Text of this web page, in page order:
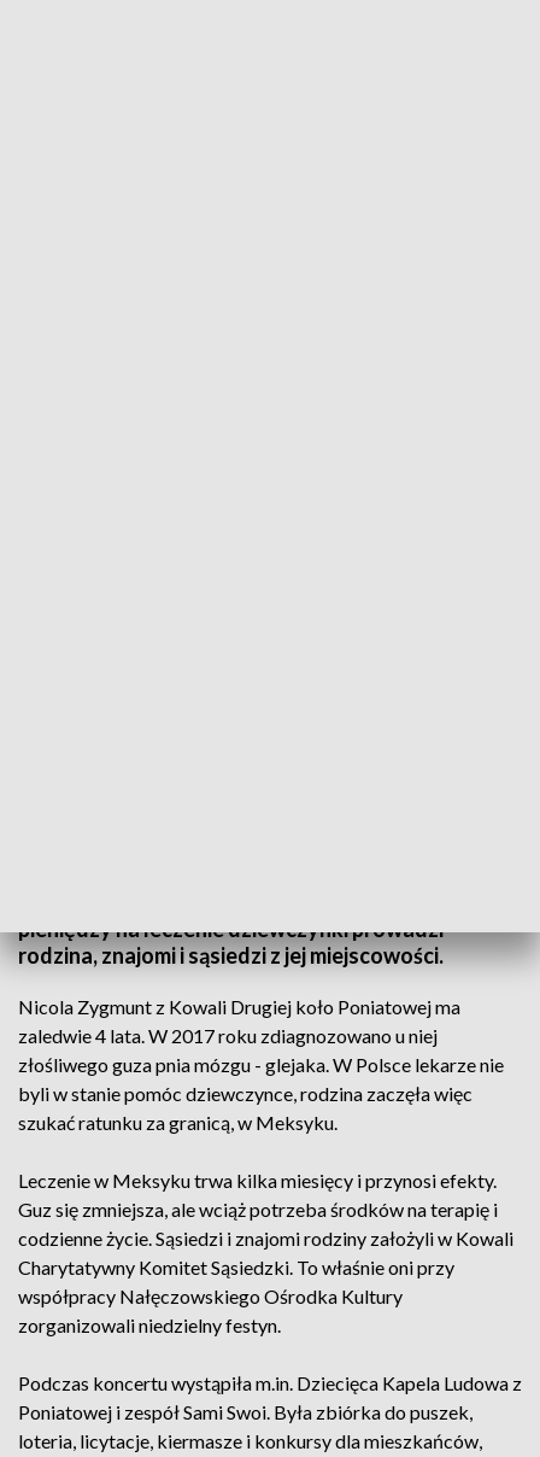
pieniędzy na leczenie dziewczynki prowadzi
rodzina, znajomi i sąsiedzi z jej miejscowości.
Nicola Zygmunt z Kowali Drugiej koło Poniatowej ma
zaledwie 4 lata. W 2017 roku zdiagnozowano u niej
złośliwego guza pnia mózgu - glejaka. W Polsce lekarze nie
byli w stanie pomóc dziewczynce, rodzina zaczęła więc
szukać ratunku za granicą, w Meksyku.
Leczenie w Meksyku trwa kilka miesięcy i przynosi efekty.
Guz się zmniejsza, ale wciąż potrzeba środków na terapię i
codzienne życie. Sąsiedzi i znajomi rodziny założyli w Kowali
Charytatywny Komitet Sąsiedzki. To właśnie oni przy
współpracy Nałęczowskiego Ośrodka Kultury
zorganizowali niedzielny festyn.
Podczas koncertu wystąpiła m.in. Dziecięca Kapela Ludowa z
Poniatowej i zespół Sami Swoi. Była zbiórka do puszek,
loteria, licytacje, kiermasze i konkursy dla mieszkańców,